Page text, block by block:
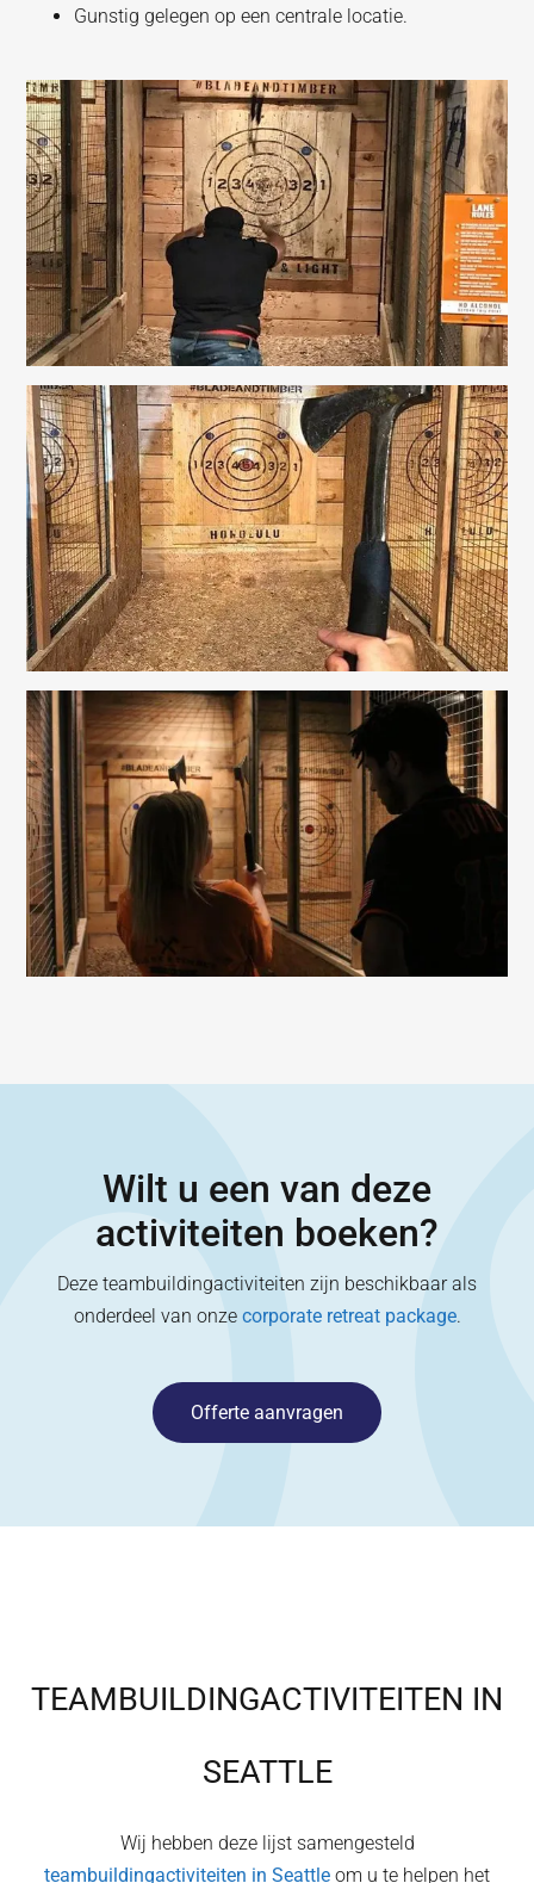
Gunstig gelegen op een centrale locatie.
Wilt u een van deze
activiteiten boeken?
Deze teambuildingactiviteiten zijn beschikbaar als
onderdeel van onze corporate retreat package.
Offerte aanvragen
TEAMBUILDINGACTIVITEITEN IN
SEATTLE
Wij hebben deze lijst samengesteld
teambuildingactiviteiten in Seattle om u te helpen het